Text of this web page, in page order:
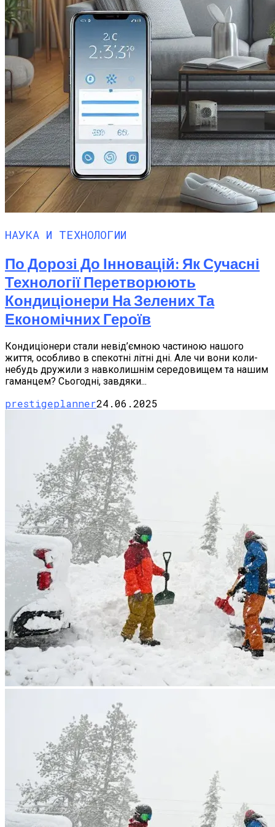
НАУКА И ТЕХНОЛОГИИ
По Дорозі До Інновацій: Як Сучасні
Технології Перетворюють
Кондиціонери На Зелених Та
Економічних Героїв
Кондиціонери стали невід’ємною частиною нашого
життя, особливо в спекотні літні дні. Але чи вони коли-
небудь дружили з навколишнім середовищем та нашим
гаманцем? Сьогодні, завдяки...
prestigeplanner24.06.2025